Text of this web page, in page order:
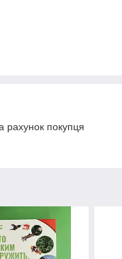
рахунок покупця